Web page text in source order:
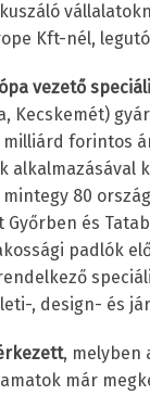
Kft-nél,
vezető
Kecskemét)
forintos
80
és
padlók
, design- és
, melyben
már